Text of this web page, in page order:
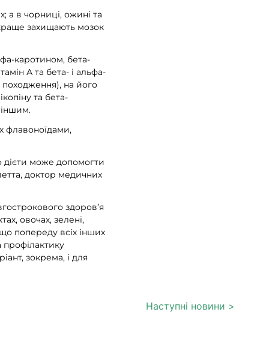
а в чорниці, ожині та
захищають мозок
каротином, бета-
А та бета- і альфа-
походження), на його
та бета-
іншим.
флавоноїдами,
дієти може допомогти
доктор медичних
здоров’я
овочах, зелені,
що попереду всіх інших
зокрема, і для
Наступні новини >